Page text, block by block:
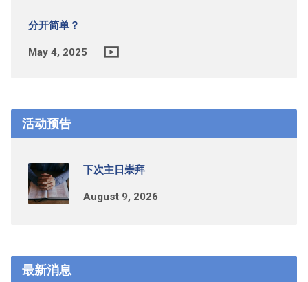
分开简单？
May 4, 2025
活动预告
下次主日崇拜
August 9, 2026
最新消息